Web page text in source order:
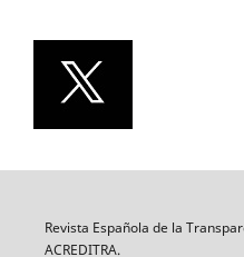
Revista Española de la
ACREDITRA.